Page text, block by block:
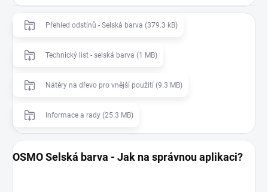
Přehled odstínů - Selská barva (379.3 kB)
Technický list - selská barva (1 MB)
Nátěry na dřevo pro vnější použití (9.3 MB)
Informace a rady (25.3 MB)
OSMO Selská barva - Jak na správnou aplikaci?